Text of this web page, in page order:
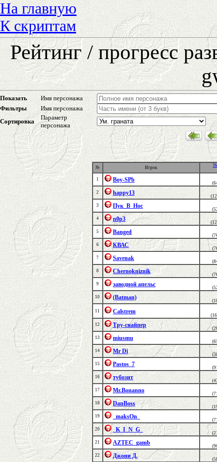
На главную
К скриптам
Рейтинг / прогресс
Показать
Имя персонажа
Фильтры
Имя персонажа
Сортировка
Параметр
персонажа
№ Игрок
1 Boy-SPb
2
happy13
3
Пук_В_Нос
4
n0p3
5
Banged
6
КВАС
7
Savenak
8
Chernokniznik
9
заводной апельс
10
(Batman)
11 Calstrem
12
Тру-снайпер
13
miusmu
14
Mr Di
15
Pastos_7
16
тубозит
17
Mr.Bonanno
18
DanBoss
19
_maksOn_
20
_K_I_N_G_
21
AZTEC_gamb
22
Джони Д.